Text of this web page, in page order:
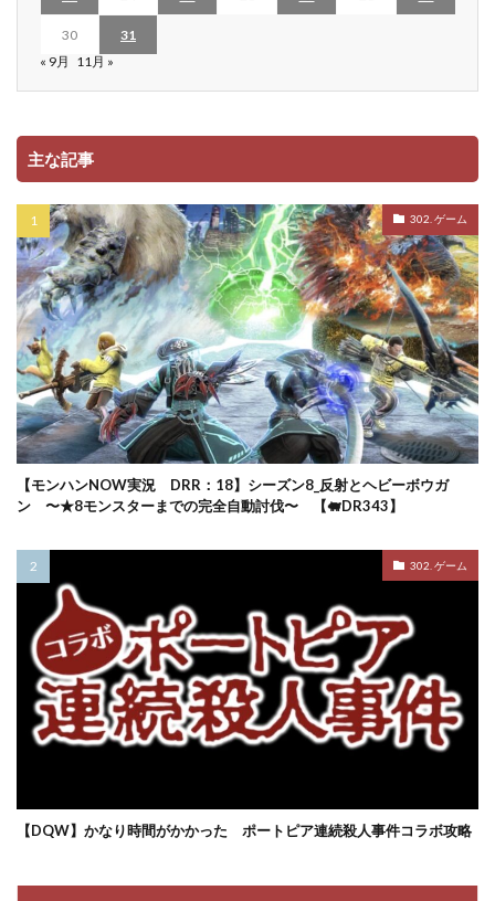
30
31
« 9月 11月 »
主な記事
302. ゲーム
【モンハンNOW実況 DRR：18】シーズン8_反射とヘビーボウガ
ン 〜★8モンスターまでの完全自動討伐〜 【🐖DR343】
302. ゲーム
【DQW】かなり時間がかかった ポートピア連続殺人事件コラボ攻略